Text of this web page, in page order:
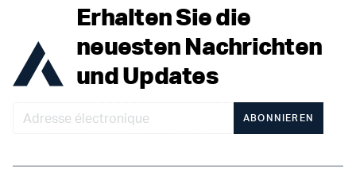
Erhalten Sie die
neuesten Nachrichten
und Updates
ABONNIEREN